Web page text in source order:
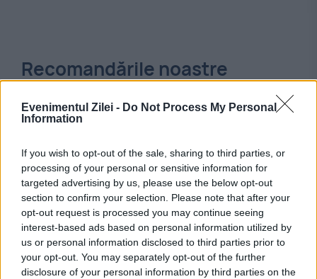
Evenimentul Zilei - Do Not Process My Personal
Information
If you wish to opt-out of the sale, sharing to third parties, or
processing of your personal or sensitive information for
targeted advertising by us, please use the below opt-out
section to confirm your selection. Please note that after your
opt-out request is processed you may continue seeing
interest-based ads based on personal information utilized by
us or personal information disclosed to third parties prior to
your opt-out. You may separately opt-out of the further
disclosure of your personal information by third parties on the
Recomandările noastre
INTERNATIONAL